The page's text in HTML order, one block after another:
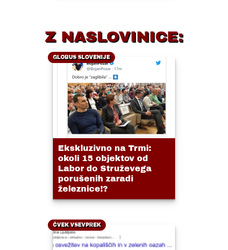
Z NASLOVINICE:
GLOBUS SLOVENIJE
Ekskluzivno na Trmi:
okoli 15 objektov od
Labor do Struževega
porušenih zaradi
železnice!?
ČVEK VSEVPREK